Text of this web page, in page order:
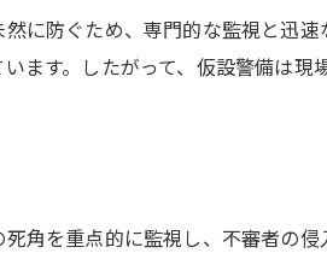
に防ぐため、専門的な監視と迅速
ます。したがって、仮設警備は現
角を重点的に監視し、不審者の侵